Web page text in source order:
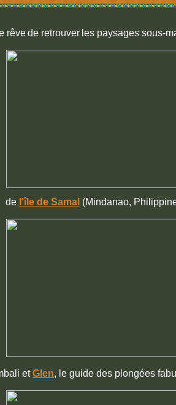
rêvede retrouver les paysages sous-
de l'île de Samal (Mindanao,
etGlen, le guide des plongées